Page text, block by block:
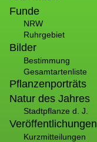
Funde
NRW
Ruhrgebiet
Bilder
Bestimmung
Gesamtartenliste
Pflanzenporträts
Natur des Jahres
Stadtpflanze d. J.
Veröffentlichungen
Kurzmitteilungen